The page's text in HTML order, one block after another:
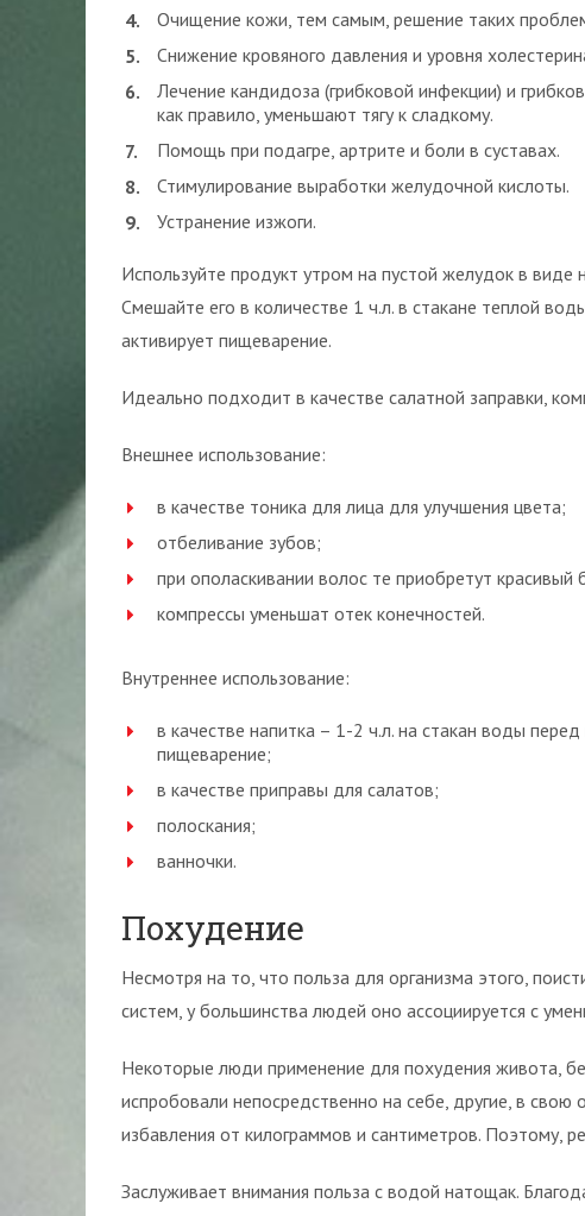
Очищение кожи, тем самым, решение таких
Снижение кровяного давления и уровня
Лечение кандидоза (грибковой инфекции) и
как правило, уменьшают тягу к сладкому.
Помощь при подагре, артрите и боли в суставах.
Стимулирование выработки желудочной кислоты.
Устранение изжоги.
Используйте продукт утром на пустой желудок в виде
Смешайте его в количестве 1 ч.л. в стакане теплой
активирует пищеварение.
Идеально подходит в качестве салатной заправки,
Внешнее использование:
в качестве тоника для лица для улучшения цвета;
отбеливание зубов;
при ополаскивании волос те приобретут красивый
компрессы уменьшат отек конечностей.
Внутреннее использование:
в качестве напитка – 1-2 ч.л. на стакан воды
пищеварение;
в качестве приправы для салатов;
полоскания;
ванночки.
Похудение
Несмотря на то, что польза для организма этого,
систем, у большинства людей оно ассоциируется с
Некоторые люди применение для похудения живота,
испробовали непосредственно на себе, другие, в
избавления от килограммов и сантиметров. Поэтому,
Заслуживает внимания польза с водой натощак.